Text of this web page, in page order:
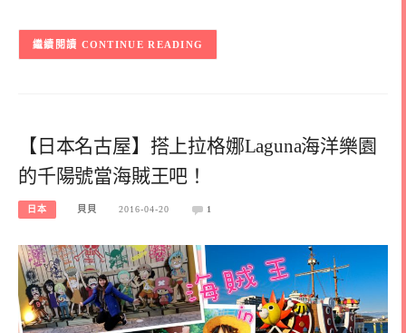
CONTINUE READING
【日本名古屋】搭上拉格娜Laguna海洋樂園
的千陽號當海賊王吧！
日本 貝貝 2016-04-20 1